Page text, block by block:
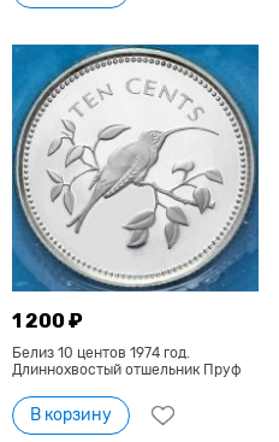
1 200 ₽
Белиз 10 центов 1974 год.
Длиннохвостый отшельник Пруф
В корзину